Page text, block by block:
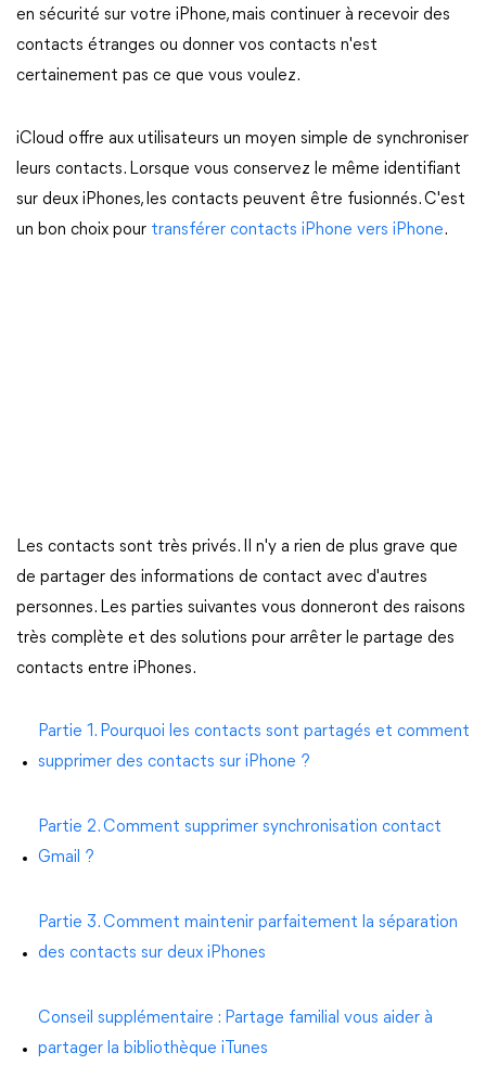
en sécurité sur votre iPhone, mais continuer à recevoir des
contacts étranges ou donner vos contacts n'est
certainement pas ce que vous voulez.
iCloud offre aux utilisateurs un moyen simple de synchroniser
leurs contacts. Lorsque vous conservez le même identifiant
sur deux iPhones, les contacts peuvent être fusionnés. C'est
un bon choix pour transférer contacts iPhone vers iPhone.
Les contacts sont très privés. Il n'y a rien de plus grave que
de partager des informations de contact avec d'autres
personnes. Les parties suivantes vous donneront des raisons
très complète et des solutions pour arrêter le partage des
contacts entre iPhones.
Partie 1. Pourquoi les contacts sont partagés et comment
supprimer des contacts sur iPhone ?
Partie 2. Comment supprimer synchronisation contact
Gmail ?
Partie 3. Comment maintenir parfaitement la séparation
des contacts sur deux iPhones
Conseil supplémentaire : Partage familial vous aider à
partager la bibliothèque iTunes